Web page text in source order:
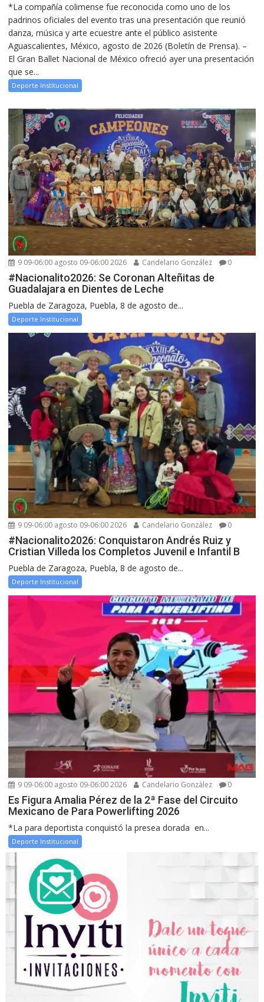
*La compañía colimense fue reconocida como uno de los
padrinos oficiales del evento tras una presentación que reunió
danza, música y arte ecuestre ante el público asistente
Aguascalientes, México, agosto de 2026 (Boletín de Prensa). –
El Gran Ballet Nacional de México ofreció ayer una presentación
que se...
Deporte Institucional
9 09-06:00 agosto 09-06:00 2026 Candelario González 0
#Nacionalito2026: Se Coronan Alteñitas de
Guadalajara en Dientes de Leche
Puebla de Zaragoza, Puebla, 8 de agosto de...
Deporte Institucional
9 09-06:00 agosto 09-06:00 2026 Candelario González 0
#Nacionalito2026: Conquistaron Andrés Ruiz y
Cristian Villeda los Completos Juvenil e Infantil B
Puebla de Zaragoza, Puebla, 8 de agosto de...
Deporte Institucional
9 09-06:00 agosto 09-06:00 2026 Candelario González 0
Es Figura Amalia Pérez de la 2ª Fase del Circuito
Mexicano de Para Powerlifting 2026
*La para deportista conquistó la presea dorada en...
Deporte Institucional